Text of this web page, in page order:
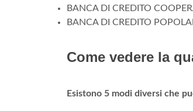
BANCA DI CREDITO
BANCA DI CREDITO
Come vedere la
Esistono 5 modi diversi che